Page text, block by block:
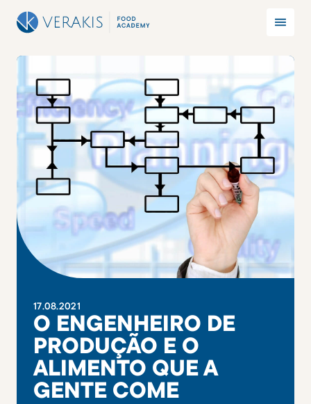
17.08.2021
O ENGENHEIRO DE
PRODUÇÃO E O
ALIMENTO QUE A
GENTE COME